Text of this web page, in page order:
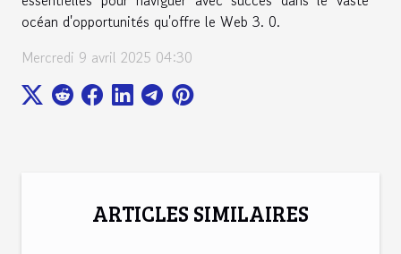
océan d'opportunités qu'offre le Web 3. 0.
Mercredi 9 avril 2025 04:30
ARTICLES SIMILAIRES